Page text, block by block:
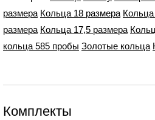
размера Кольца 18 размера
размера Кольца 17,5 размера
кольца 585 пробы Золотые кольца
Комплекты